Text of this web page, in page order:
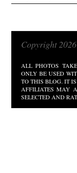
Copyright
ALL PHOTOS
ONLY BE USED
TO THIS BLOG. IT
AFFILIATES MAY
SELECTED AND